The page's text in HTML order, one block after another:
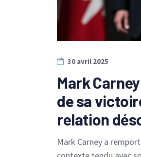
30 avril 2025
Mark
de sa
relation
Mark Carney a